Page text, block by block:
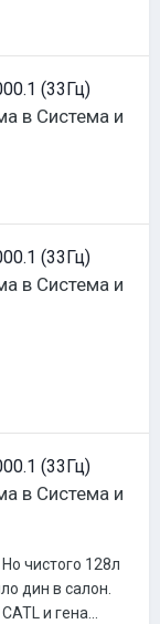
(33Гц)
в Система и
(33Гц)
в Система и
(33Гц)
в Система и
чистого 128л
дин в салон.
и гена...